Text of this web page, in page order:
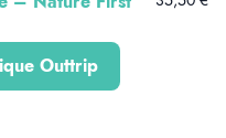
Outtrip